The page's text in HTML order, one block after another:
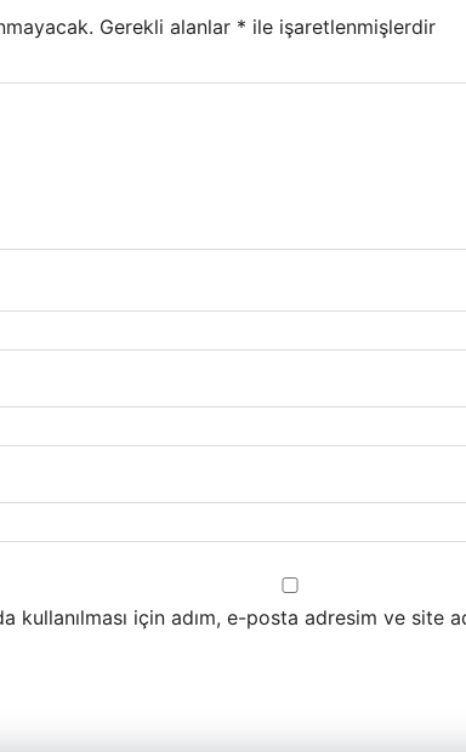
Gerekli alanlar * ile işaretlenmişlerdir
kullanılması için adım, e-posta adresim ve site